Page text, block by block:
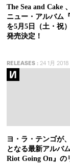
The Sea and Cake
ニュー・アルバム
を5月5日（土・祝
発売決定！
RELEASES : 24 1月 2018
ヨ・ラ・テンゴが
となる最新アルバ
Riot Going On』の